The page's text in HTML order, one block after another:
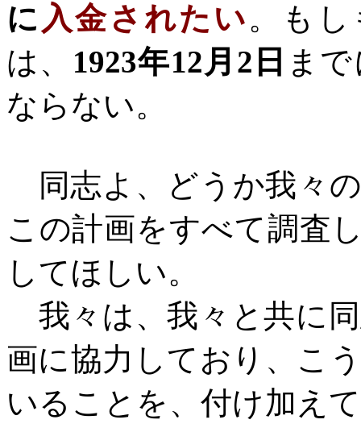
に 入金されたい。もし
は、 1923年12 月 2 日 ま
ならない。
同志よ、どうか我々
この計画をすべて調査
してほしい。
我々は、我々と共に
画に協力しており、こ
いることを、付け加え